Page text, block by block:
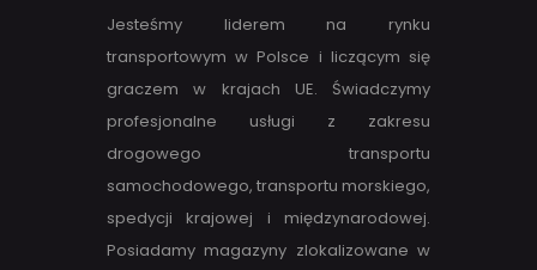
Jesteśmy liderem na rynku
transportowym w Polsce i liczącym się
graczem w krajach UE. Świadczymy
profesjonalne usługi z zakresu
drogowego transportu
samochodowego, transportu morskiego,
spedycji krajowej i międzynarodowej.
Posiadamy magazyny zlokalizowane w